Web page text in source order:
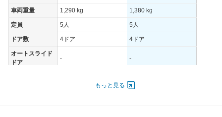
車両重量 1,290 kg 1,380 kg
定員 5人 5人
ドア数 4ドア 4ドア
オートスライド
ドア
- -
85.30 [116]/ 5,200 125.00 [170]/ 6,200
もっと見る